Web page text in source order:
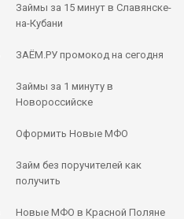
Займы за 15 минут в Славянске-
на-Кубани
ЗАЁМ.РУ промокод на сегодня
Займы за 1 минуту в
Новороссийске
Оформить Новые МФО
Займ без поручителей как
получить
Новые МФО в Красной Поляне